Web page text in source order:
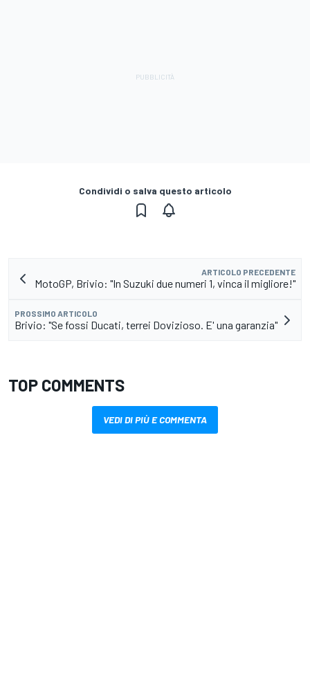
Condividi o salva questo articolo
ARTICOLO PRECEDENTE
MotoGP, Brivio: "In Suzuki due numeri 1, vinca il migliore!"
PROSSIMO ARTICOLO
Brivio: "Se fossi Ducati, terrei Dovizioso. E' una garanzia"
TOP COMMENTS
VEDI DI PIÙ E COMMENTA